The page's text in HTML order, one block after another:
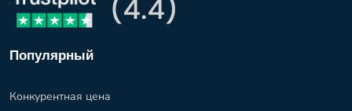
Популярный
Конкурентная цена